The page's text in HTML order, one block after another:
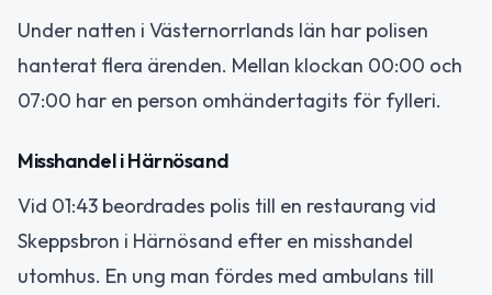
Under natten i Västernorrlands län har polisen
hanterat flera ärenden. Mellan klockan 00:00 och
07:00 har en person omhändertagits för fylleri.
Misshandel i Härnösand
Vid 01:43 beordrades polis till en restaurang vid
Skeppsbron i Härnösand efter en misshandel
utomhus. En ung man fördes med ambulans till